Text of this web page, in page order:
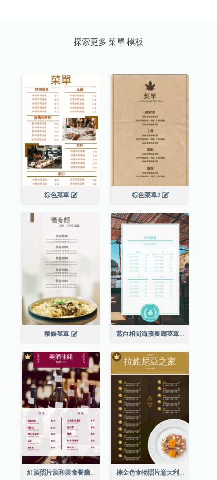
探索更多 菜單 模板
棕色菜單 棕色菜單2
麵條菜單 藍白相間海濱餐廳菜單
紅酒照片酒和美食餐廳菜單 棕金色食物照片意大利食物菜單